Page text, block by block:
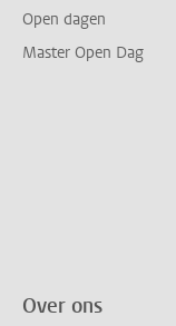
Open dagen
Master Open Dag
Over ons